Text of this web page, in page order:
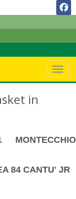
in
MONTECCHIO
84 CANTU' JR